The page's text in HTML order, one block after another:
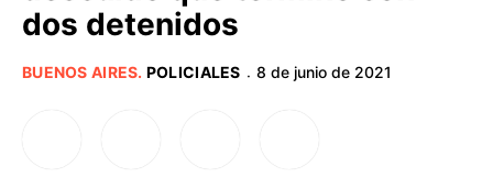
PROVINCIAS
dos detenidos
BUENOS AIRES. POLICIALES · 8 de junio de 2021